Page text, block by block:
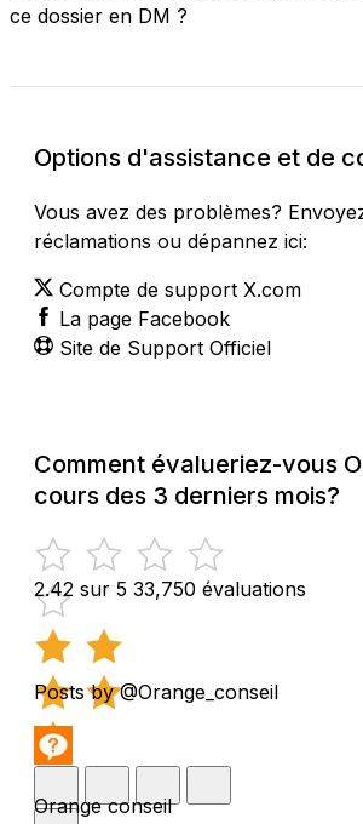
ce dossier en DM ?
Options d'assistance et de
Vous avez des problèmes?
réclamations ou dépannez ici:
Compte de support X.com
La page Facebook
Site de Support Officiel
Comment évalueriez-vous
cours des 3 derniers mois?
2.42 sur 5 33,750 évaluations
Posts by @Orange_conseil
Orange conseil